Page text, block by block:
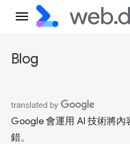
Blog
Google 會運用 AI 技術將內
錯。